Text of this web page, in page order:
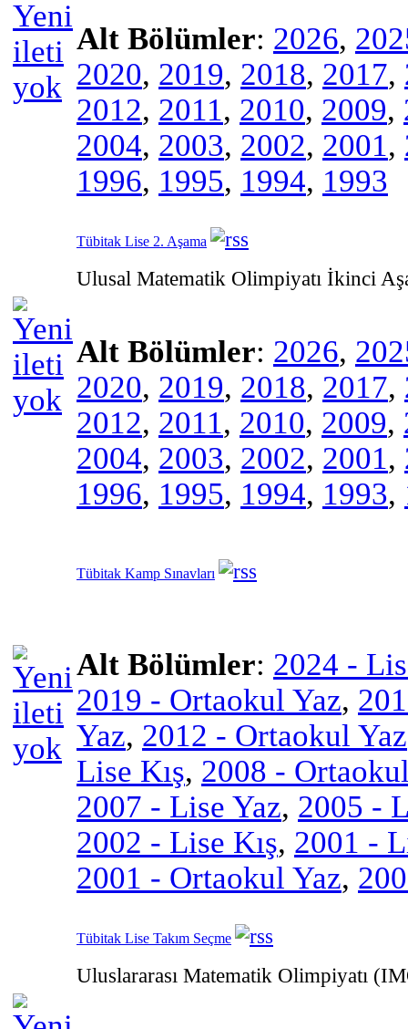
Alt Bölümler: 2026,
2020, 2019, 2018, 2017,
2012, 2011, 2010, 2009,
2004, 2003, 2002, 2001,
1996, 1995, 1994, 1993
Tübitak Lise 2. Aşama
Ulusal Matematik Olimpiyatı İkinci
Alt Bölümler: 2026,
2020, 2019, 2018, 2017,
2012, 2011, 2010, 2009,
2004, 2003, 2002, 2001,
1996, 1995, 1994, 1993,
Tübitak Kamp Sınavları
Alt Bölümler: 2024 -
2019 - Ortaokul Yaz,
Yaz, 2012 - Ortaokul Yaz
Lise Kış, 2008 -
2007 - Lise Yaz, 2005 -
2002 - Lise Kış, 2001 -
2001 - Ortaokul Yaz,
Tübitak Lise Takım Seçme
Uluslararası Matematik Olimpiyatı